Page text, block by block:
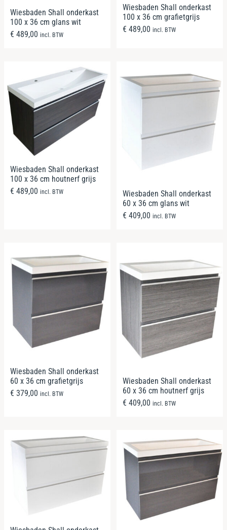
Wiesbaden Shall onderkast
100 x 36 cm glans wit
€ 489,00 incl. BTW
Wiesbaden Shall onderkast
100 x 36 cm grafietgrijs
€ 489,00 incl. BTW
Wiesbaden Shall onderkast
100 x 36 cm houtnerf grijs
€ 489,00 incl. BTW
Wiesbaden Shall onderkast
60 x 36 cm glans wit
€ 409,00 incl. BTW
Wiesbaden Shall onderkast
60 x 36 cm grafietgrijs
€ 379,00 incl. BTW
Wiesbaden Shall onderkast
60 x 36 cm houtnerf grijs
€ 409,00 incl. BTW